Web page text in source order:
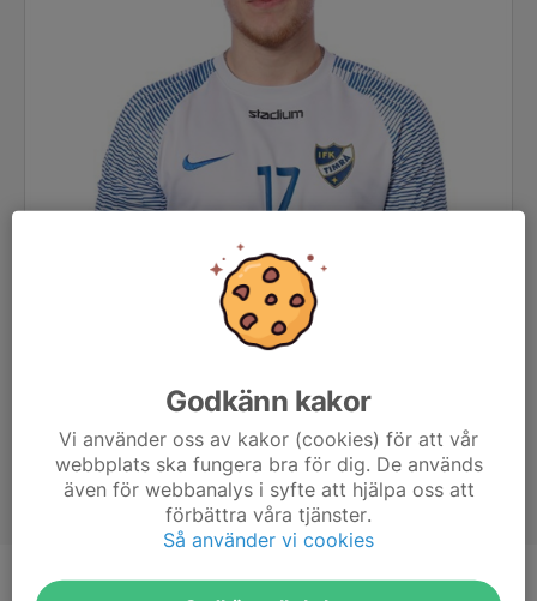
Position
Godkänn kakor
Vi använder oss av kakor (cookies) för att vår
webbplats ska fungera bra för dig. De används
även för webbanalys i syfte att hjälpa oss att
förbättra våra tjänster.
Så använder vi cookies